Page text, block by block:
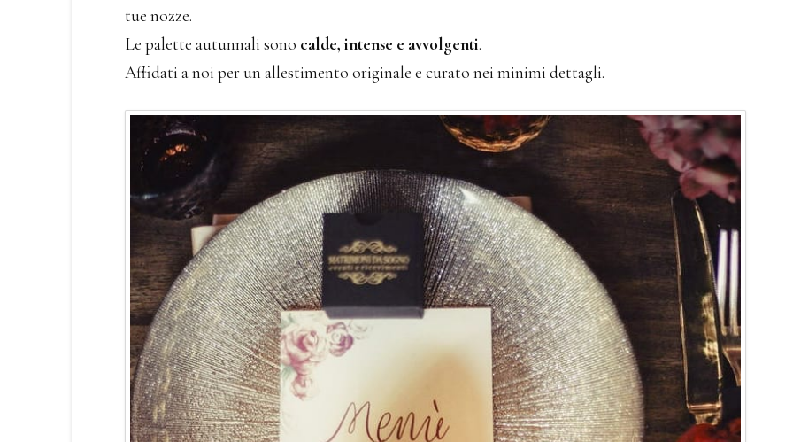
tue nozze.
Le palette autunnali sono calde, intense e avvolgenti.
Affidati a noi per un allestimento originale e curato nei minimi dettagli.
CASTELLO TEOFILATTO
CASTELLO BONCOMPAGNI
VISCOGLIOSI
BORGO DELLA CARTIERA
PONTIFICIA